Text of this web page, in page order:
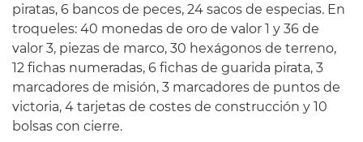
piratas, 6 bancos de peces, 24 sacos de especias. En
troqueles: 40 monedas de oro de valor 1 y 36 de
valor 3, piezas de marco, 30 hexágonos de terreno,
12 fichas numeradas, 6 fichas de guarida pirata, 3
marcadores de misión, 3 marcadores de puntos de
victoria, 4 tarjetas de costes de construcción y 10
bolsas con cierre.